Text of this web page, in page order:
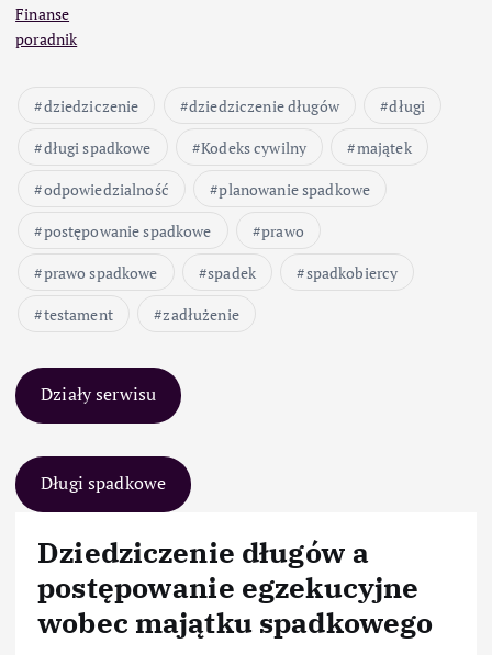
Finanse
poradnik
dziedziczenie dziedziczenie długów
długi
długi spadkowe
Kodeks cywilny
majątek
odpowiedzialność
planowanie spadkowe
postępowanie spadkowe
prawo
prawo spadkowe
spadek
spadkobiercy
testament
zadłużenie
Działy serwisu
Długi spadkowe
Dziedziczenie długów a
postępowanie egzekucyjne
wobec majątku spadkowego